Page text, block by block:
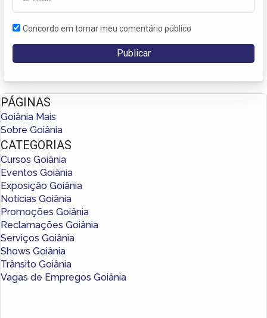
Concordo em tornar meu comentário público
PÁGINAS
Goiânia Mais
Sobre Goiânia
CATEGORIAS
Cursos Goiânia
Eventos Goiânia
Exposição Goiânia
Notícias Goiânia
Promoções Goiânia
Reclamações Goiânia
Serviços Goiânia
Shows Goiânia
Trânsito Goiânia
Vagas de Empregos Goiânia